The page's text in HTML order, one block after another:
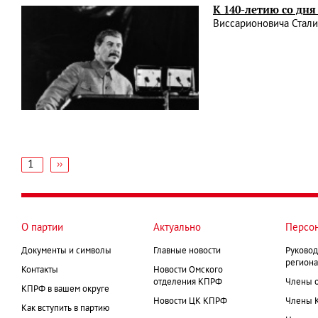
К 140-летию со
Виссарионовича
страниц
1
Следующая
››
О партии
Документы и символы
Контакты
КПРФ в вашем округе
Как вступить в партию
Актуально
Главные новости
Новости Омского
отделения КПРФ
Новости ЦК КПРФ
Члены
Члены